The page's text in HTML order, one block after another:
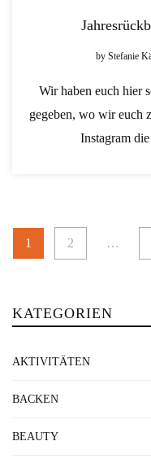
byStefanie
Wir haben euch hier
gegeben, wo wir euch
Instagram
Beiträge
1 2 …
KATEGORIEN
AKTIVITÄTEN
BACKEN
BEAUTY